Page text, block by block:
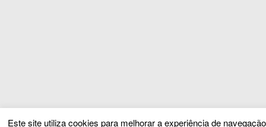
Este site utiliza cookies para melhorar a experiência de